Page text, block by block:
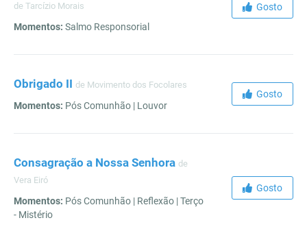
de Tarcízio Morais
Momentos: Salmo Responsorial
Gosto
Obrigado II de Movimento dos Focolares
Momentos: Pós Comunhão | Louvor
Gosto
Consagração a Nossa Senhora de
Vera Eiró
Momentos: Pós Comunhão | Reflexão | Terço
- Mistério
Gosto